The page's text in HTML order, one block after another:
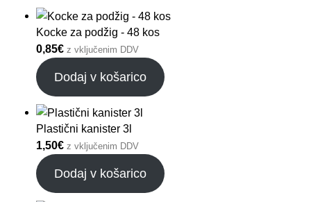
Kocke za podžig - 48 kos
0,85€ z vključenim DDV
Dodaj v košarico
Plastični kanister 3l
1,50€ z vključenim DDV
Dodaj v košarico